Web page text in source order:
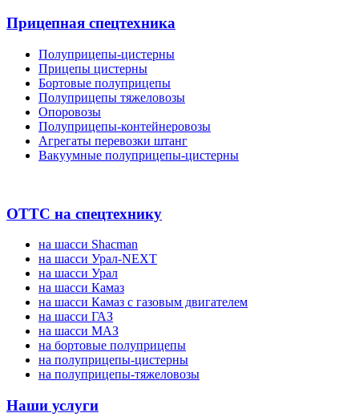
Прицепная спецтехника
Полуприцепы-цистерны
Прицепы цистерны
Бортовые полуприцепы
Полуприцепы тяжеловозы
Опоровозы
Полуприцепы-контейнеровозы
Агрегаты перевозки штанг
Вакуумные полуприцепы-цистерны
ОТТС на спецтехнику
на шасси Shacman
на шасси Урал-NEXT
на шасси Урал
на шасси Камаз
на шасси Камаз с газовым двигателем
на шасси ГАЗ
на шасси МАЗ
на бортовые полуприцепы
на полуприцепы-цистерны
на полуприцепы-тяжеловозы
Наши услуги